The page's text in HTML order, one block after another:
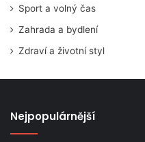
Sport a volný čas
Zahrada a bydlení
Zdraví a životní styl
Nejpopulárnější